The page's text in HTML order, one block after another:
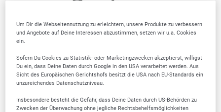
Hotels, Pensionen &
Zahnärztliche
Um Dir die Webseitennutzung zu erleichtern, unsere Produkte zu verbessern
und Angebote auf Deine Interessen abzustimmen, setzen wir u.a. Cookies
ein.
Sofern Du Cookies zu Statistik- oder Marketingzwecken akzeptierst, willigst
Du ein, dass Deine Daten durch Google in den USA verarbeitet werden. Aus
Sicht des Europäischen Gerichtshofs besitzt die USA nach EU-Standards ein
unzureichendes Datenschutzniveau.
Insbesondere besteht die Gefahr, dass Deine Daten durch US-Behörden zu
Zwecken der Überwachung ohne jegliche Rechtsbehelfsmöglichkeiten